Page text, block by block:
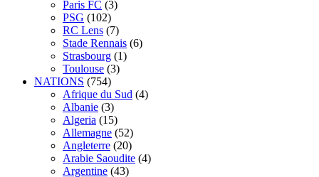
Paris FC (3)
PSG (102)
RC Lens (7)
Stade Rennais (6)
Strasbourg (1)
Toulouse (3)
NATIONS (754)
Afrique du Sud (4)
Albanie (3)
Algeria (15)
Allemagne (52)
Angleterre (20)
Arabie Saoudite (4)
Argentine (43)